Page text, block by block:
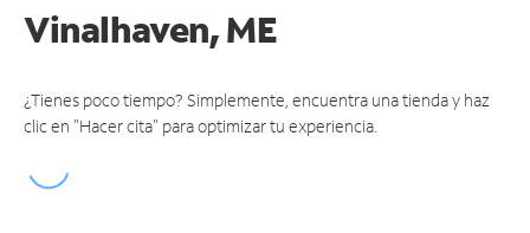
Vinalhaven, ME
¿Tienes poco tiempo? Simplemente, encuentra una tienda y haz
clic en "Hacer cita" para optimizar tu experiencia.